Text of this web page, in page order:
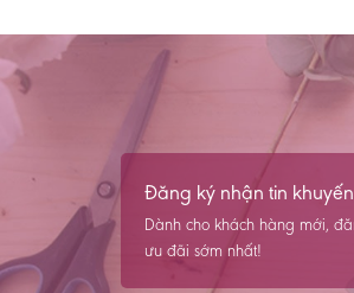
Đăng ký nhận tin
Dành cho khách hàng mới,
ưu đãi sớm nhất!